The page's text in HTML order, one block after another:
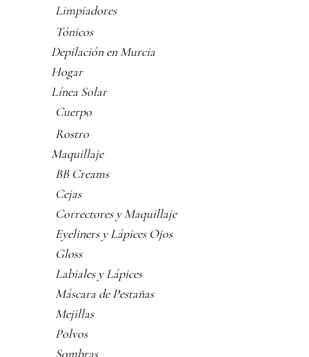
Limpiadores
Tónicos
Depilación en Murcia
Hogar
Línea Solar
Cuerpo
Rostro
Maquillaje
BB Creams
Cejas
Correctores y Maquillaje
Eyeliners y Lápices Ojos
Gloss
Labiales y Lápices
Máscara de Pestañas
Mejillas
Polvos
Sombras